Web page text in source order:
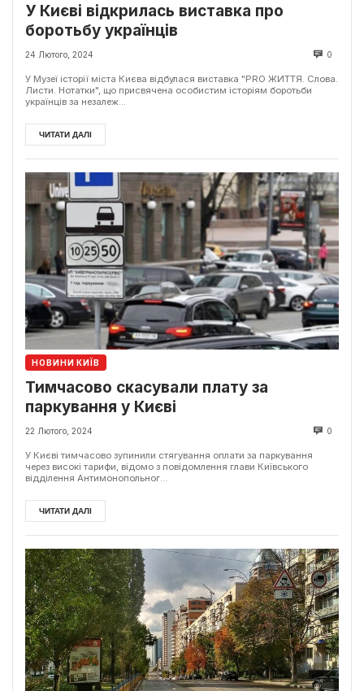
У Києві відкрилась виставка про
боротьбу українців
24 Лютого, 2024 0
У Музеї історії міста Києва відбулася виставка "PRO ЖИТТЯ. Слова.
Листи. Нотатки", що присвячена особистим історіям боротьби
українців за незалеж...
ЧИТАТИ ДАЛІ
НОВИНИ КИЇВ
Тимчасово скасували плату за
паркування у Києві
22 Лютого, 2024 0
У Києві тимчасово зупинили стягування оплати за паркування
через високі тарифи, відомо з повідомлення глави Київського
відділення Антимонопольног...
ЧИТАТИ ДАЛІ